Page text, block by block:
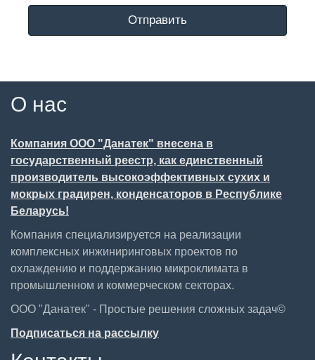
Отправить
О нас
Компания ООО "Данатек" внесена в
государственный реестр, как единственный
производитель высокоэффективных сухих и
мокрых градирен, конденсаторов в Республике
Беларусь!
Компания специализируется на реализации
комплексных инжиниринговых проектов по
охлаждению и поддержанию микроклимата в
промышленном и коммерческом секторах.
ООО "Данатек" - Простые решения сложных задач©
Подписаться на рассылку